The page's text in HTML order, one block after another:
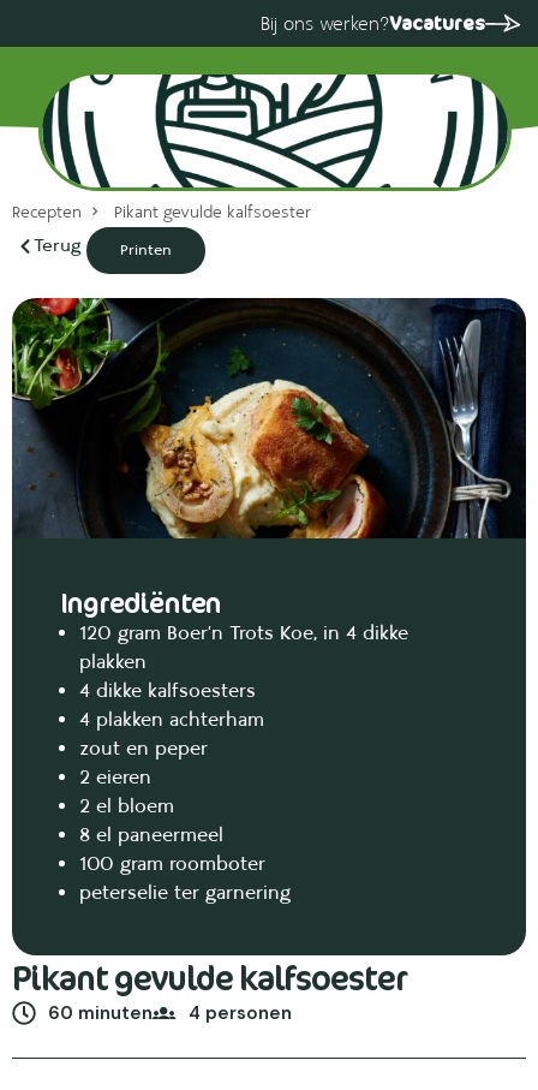
Bij ons werken?Vacatures
Recepten Pikant gevulde kalfsoester
Terug Printen
Ingrediënten
120 gram Boer’n Trots Koe, in 4 dikke
plakken
4 dikke kalfsoesters
4 plakken achterham
zout en peper
2 eieren
2 el bloem
8 el paneermeel
100 gram roomboter
peterselie ter garnering
Pikant gevulde kalfsoester
60 minuten 4 personen